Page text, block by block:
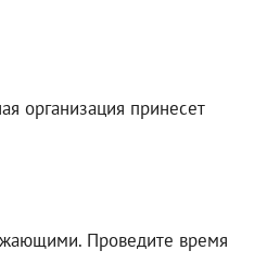
организация принесет
Проведите время